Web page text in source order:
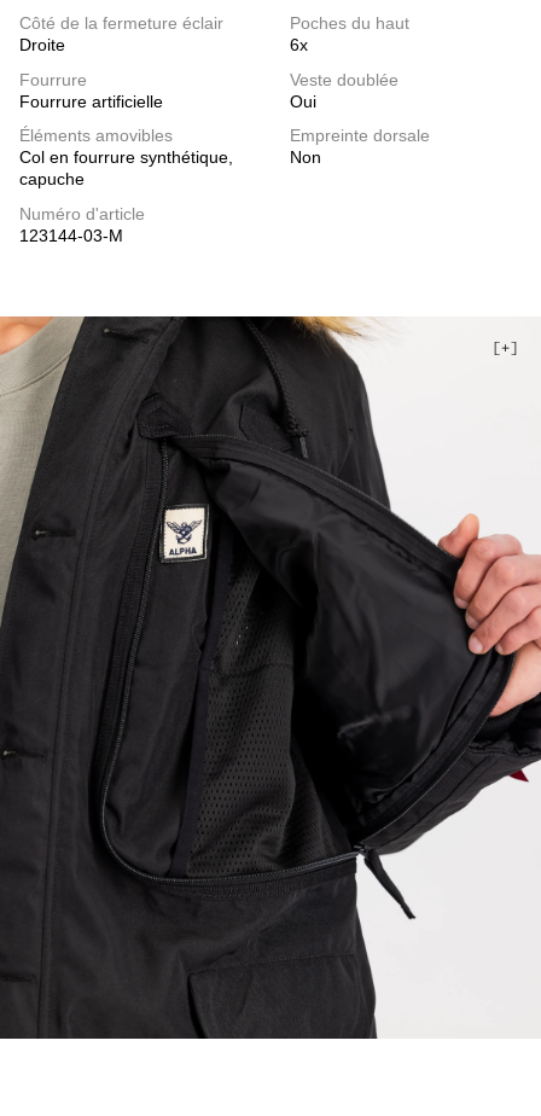
Côté de la fermeture éclair
Droite
Poches du haut
6x
Fourrure
Fourrure artificielle
Veste doublée
Oui
Éléments amovibles
Col en fourrure synthétique,
capuche
Empreinte dorsale
Non
Numéro d'article
123144-03-M